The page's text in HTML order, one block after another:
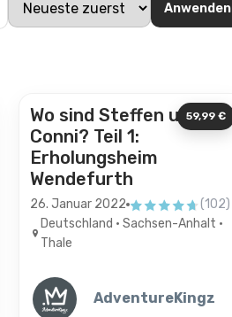
Anwenden
59,99 €
Wo sind Steffen und
Conni? Teil 1:
Erholungsheim
Wendefurth
26. Januar 2022
4.6 von 5 Sternen
(102)
Deutschland • Sachsen-Anhalt •
Thale
AdventureKingz